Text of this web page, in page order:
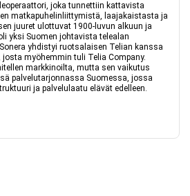
joka tunnettiin kattavista
matkapuhelinliittymistä, laajakaistasta ja
juuret ulottuvat 1900-luvun alkuun ja
yksi Suomen johtavista telealan
yhdistyi ruotsalaisen Telian kanssa
myöhemmin tuli Telia Company.
markkinoilta, mutta sen vaikutus
palvelutarjonnassa Suomessa, jossa
ja palvelulaatu elävät edelleen.